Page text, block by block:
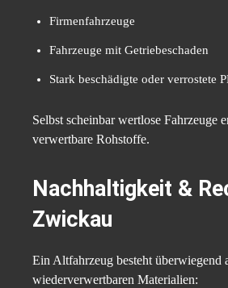
Firmenfahrzeuge
Fahrzeuge mit Getriebeschaden
Stark beschädigte oder verrostete
Selbst scheinbar wertlose Fahrzeuge
verwertbare Rohstoffe.
Nachhaltigkeit &
Zwickau
Ein Altfahrzeug besteht überwiegend
wiederverwertbaren Materialien: